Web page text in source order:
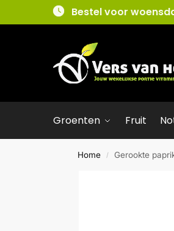
Bestel voor
Groenten Fruit
Home / Gerookte